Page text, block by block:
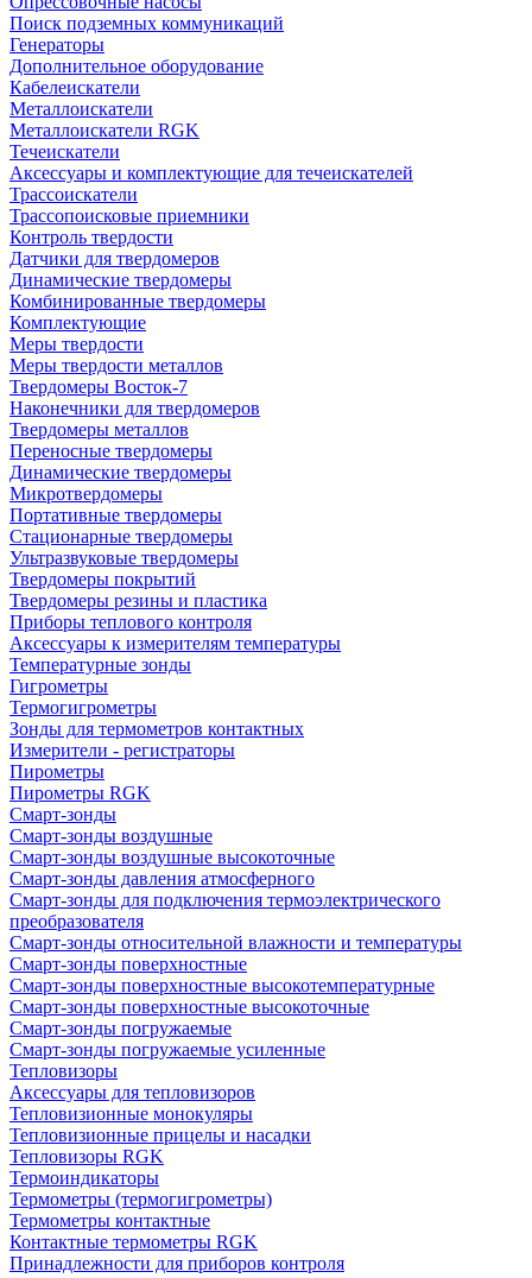
Поиск подземных коммуникаций
Генераторы
Дополнительное оборудование
Кабелеискатели
Металлоискатели
Металлоискатели RGK
Течеискатели
Аксессуары и комплектующие для течеискателей
Трассоискатели
Трассопоисковые приемники
Контроль твердости
Датчики для твердомеров
Динамические твердомеры
Комбинированные твердомеры
Комплектующие
Меры твердости
Меры твердости металлов
Твердомеры Восток-7
Наконечники для твердомеров
Твердомеры металлов
Переносные твердомеры
Динамические твердомеры
Микротвердомеры
Портативные твердомеры
Стационарные твердомеры
Ультразвуковые твердомеры
Твердомеры покрытий
Твердомеры резины и пластика
Приборы теплового контроля
Аксессуары к измерителям температуры
Температурные зонды
Гигрометры
Термогигрометры
Зонды для термометров контактных
Измерители - регистраторы
Пирометры
Пирометры RGK
Смарт-зонды
Смарт-зонды воздушные
Смарт-зонды воздушные высокоточные
Смарт-зонды давления атмосферного
Смарт-зонды для подключения термоэлектрического
преобразователя
Смарт-зонды относительной влажности и температуры
Смарт-зонды поверхностные
Смарт-зонды поверхностные высокотемпературные
Смарт-зонды поверхностные высокоточные
Смарт-зонды погружаемые
Смарт-зонды погружаемые усиленные
Тепловизоры
Аксессуары для тепловизоров
Тепловизионные монокуляры
Тепловизионные прицелы и насадки
Тепловизоры RGK
Термоиндикаторы
Термометры (термогигрометры)
Термометры контактные
Контактные термометры RGK
Принадлежности для приборов контроля